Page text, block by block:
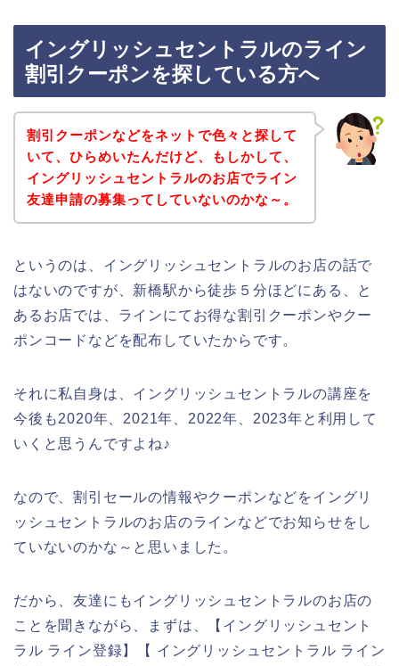
イングリッシュセントラルのライン
割引クーポンを探している方へ
割引クーポンなどをネットで色々と探して
いて、ひらめいたんだけど、もしかして、
イングリッシュセントラルのお店でライン
友達申請の募集ってしていないのかな～。
というのは、イングリッシュセントラルのお店の話で
はないのですが、新橋駅から徒歩５分ほどにある、と
あるお店では、ラインにてお得な割引クーポンやクー
ポンコードなどを配布していたからです。
それに私自身は、イングリッシュセントラルの講座を
今後も2020年、2021年、2022年、2023年と利用して
いくと思うんですよね♪
なので、割引セールの情報やクーポンなどをイングリ
ッシュセントラルのお店のラインなどでお知らせをし
ていないのかな～と思いました。
だから、友達にもイングリッシュセントラルのお店の
ことを聞きながら、まずは、【イングリッシュセント
ラル ライン登録】【 イングリッシュセントラル ライン